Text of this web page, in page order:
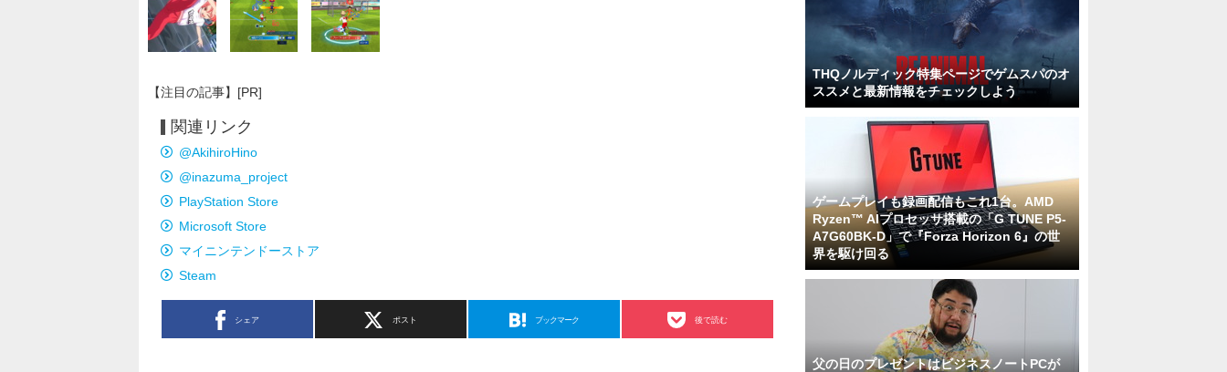
【注目の記事】[PR]
関連リンク
@AkihiroHino
@inazuma_project
PlayStation Store
Microsoft Store
マイニンテンドーストア
Steam
シェア ポスト ブックマーク 後で読む
THQノルディック特集ページでゲムスパのオ
ススメと最新情報をチェックしよう
ゲームプレイも録画配信もこれ1台。AMD
Ryzen™ AIプロセッサ搭載の「G TUNE P5-
A7G60BK-D」で『Forza Horizon 6』の世
界を駆け回る
父の日のプレゼントはビジネスノートPCが